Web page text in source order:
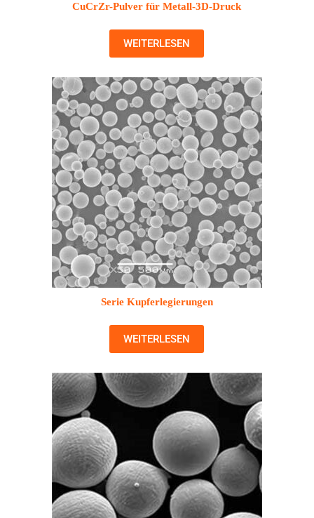
CuCrZr-Pulver für Metall-3D-Druck
WEITERLESEN
Serie Kupferlegierungen
WEITERLESEN